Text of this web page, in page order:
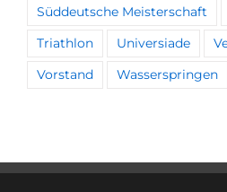
Süddeutsche Meisterschaft
Triathlon Universiade
Vorstand Wasserspringen